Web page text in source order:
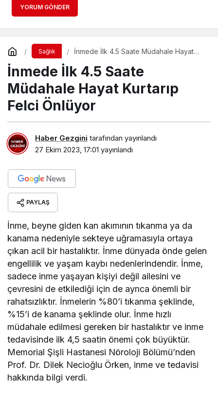
YORUM GÖNDER
Sağlık
İnmede İlk 4.5 Saate Müdahale Hayat
İnmede İlk 4.5 Saate
Müdahale Hayat Kurtarıp
Felci Önlüyor
Haber Gezgini tarafından yayınlandı
27 Ekim 2023, 17:01 yayınlandı
PAYLAŞ
İnme, beyne giden kan akımının tıkanma ya da
kanama nedeniyle sekteye uğramasıyla ortaya
çıkan acil bir hastalıktır. İnme dünyada önde gelen
engellilik ve yaşam kaybı nedenlerindendir. İnme,
sadece inme yaşayan kişiyi değil ailesini ve
çevresini de etkilediği için de ayrıca önemli bir
rahatsızlıktır. İnmelerin %80’i tıkanma şeklinde,
%15’i de kanama şeklinde olur. İnme hızlı
müdahale edilmesi gereken bir hastalıktır ve inme
tedavisinde ilk 4,5 saatin önemi çok büyüktür.
Memorial Şişli Hastanesi Nöroloji Bölümü’nden
Prof. Dr. Dilek Necioğlu Örken, inme ve tedavisi
hakkında bilgi verdi.